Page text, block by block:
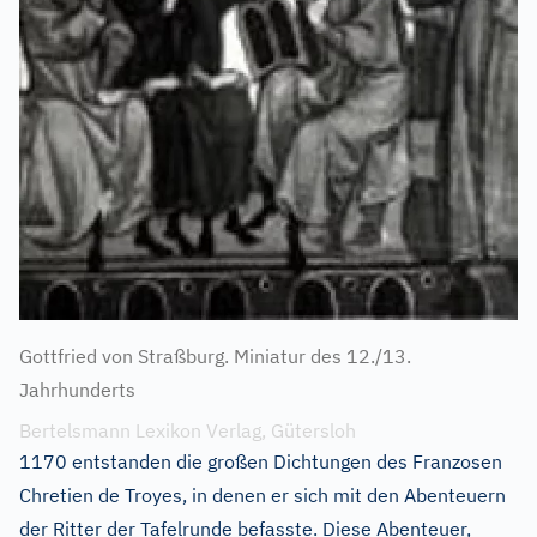
Gottfried von Straßburg. Miniatur des 12./13.
Jahrhunderts
Bertelsmann Lexikon Verlag, Gütersloh
1170 entstanden die großen Dichtungen des Franzosen
Chretien de Troyes, in denen er sich mit den Abenteuern
der Ritter der Tafelrunde befasste. Diese Abenteuer,